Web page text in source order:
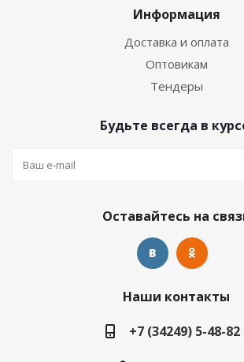
Информация
Доставка и оплата
Оптовикам
Тендеры
Будьте всегда в
Оставайтесь на
Наши контакты
+7 (34249) 5-48-82